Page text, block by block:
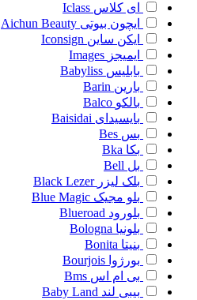
ای کلاس Iclass
ایچون بیوتی Aichun Beauty
ایکن ساین Iconsign
ایمیجز Images
بابلیس Babyliss
بارین Barin
بالکو Balco
بایسیدای Baisidai
بس Bes
بکا Bka
بل Bell
بلک لیزر Black Lezer
بلو مجیک Blue Magic
بلورود Blueroad
بلونیا Bologna
بنیتا Bonita
بورژوا Bourjois
بی ام اس Bms
بیبی لند Baby Land